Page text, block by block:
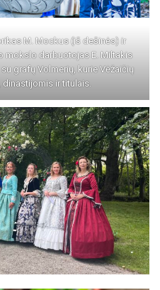
M. Mockus (iš dešinės) ir
mokslo darbuotojas E. Miltakis
grafų Volmerių, kurie Vėžaičių
dinastijomis ir titulais.